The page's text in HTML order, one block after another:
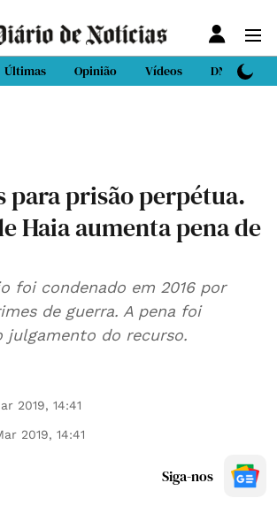
Últimas Opinião Vídeos DN Sport
para prisão perpétua.
Haia aumenta pena de
foi condenado em 2016 por
de guerra. A pena foi
julgamento do recurso.
2019, 14:41
2019, 14:41
Siga-nos